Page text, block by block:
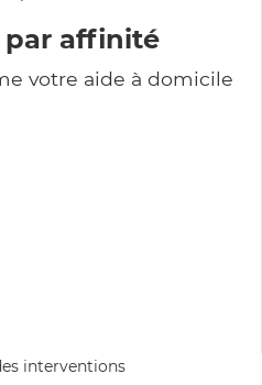
par affinité
votre aide à domicile